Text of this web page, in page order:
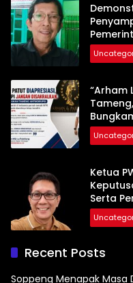
“Arham
Ketua
Serta
Recent Posts
Soppeng Menapak Masa